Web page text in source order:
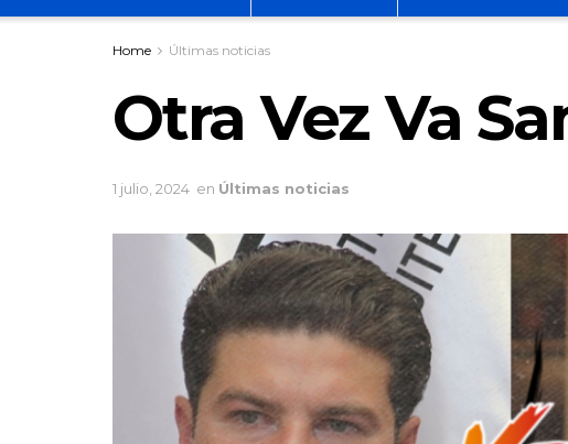
Home Últimas noticias
Otra Vez Va
1 julio, 2024 en Últimas noticias